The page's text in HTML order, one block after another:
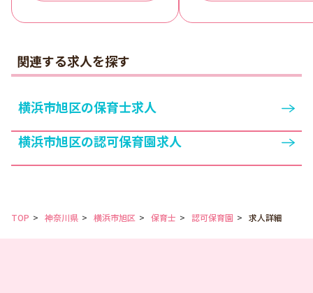
関連する求人を探す
横浜市旭区の保育士求人
横浜市旭区の認可保育園求人
TOP 神奈川県 横浜市旭区 保育士 認可保育園 求人詳細